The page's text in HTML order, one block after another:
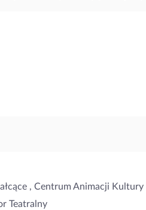
, Centrum Animacji Kultury
Teatralny